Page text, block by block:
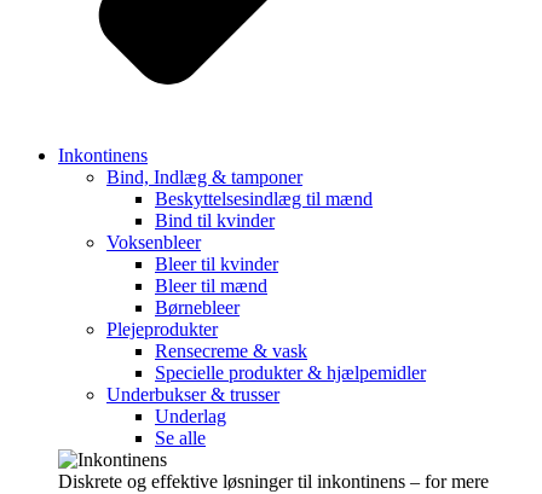
Inkontinens
Bind, Indlæg & tamponer
Beskyttelsesindlæg til mænd
Bind til kvinder
Voksenbleer
Bleer til kvinder
Bleer til mænd
Børnebleer
Plejeprodukter
Rensecreme & vask
Specielle produkter & hjælpemidler
Underbukser & trusser
Underlag
Se alle
Diskrete og effektive løsninger til inkontinens – for mere